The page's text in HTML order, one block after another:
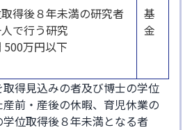
得後８年未満の研究者
人で行う研究
500万円以下
基
金
取得見込みの者及び博士の学位
前・産後の休暇、育児休業の
位取得後８年未満となる者